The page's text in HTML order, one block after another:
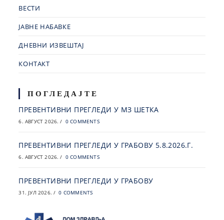
ВЕСТИ
ЈАВНЕ НАБАВКЕ
ДНЕВНИ ИЗВЕШТАЈ
КОНТАКТ
ПОГЛЕДАЈТЕ
ПРЕВЕНТИВНИ ПРЕГЛЕДИ У МЗ ШЕТКА
6. АВГУСТ 2026. / 0 COMMENTS
ПРЕВЕНТИВНИ ПРЕГЛЕДИ У ГРАБОВУ 5.8.2026.Г.
6. АВГУСТ 2026. / 0 COMMENTS
ПРЕВЕНТИВНИ ПРЕГЛЕДИ У ГРАБОВУ
31. ЈУЛ 2026. / 0 COMMENTS